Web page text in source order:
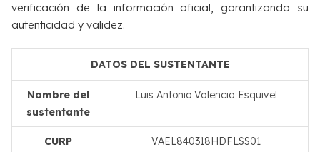
verificación de la información oficial, garantizando su
autenticidad y validez.
DATOS DEL SUSTENTANTE
Nombre del
sustentante
Luis Antonio Valencia Esquivel
CURP VAEL840318HDFLSS01